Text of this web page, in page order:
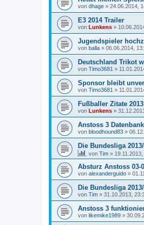
von dhage » 24.06.2014,
E3 2014 Trailer
von Lunkens »
Jugendspieler
von balla » 06.06.2014,
Deutschland Trikot
von Timo3681 »
Sponsor bleibt
von Timo3681 »
Fußballer Zitate 2013
von Lunkens »
Anstoss 3
von bloodhound83 »
Die Bundesliga
von Tim »
Absturz Anstoss 03-
von alexanderguido »
Die Bundesliga
von Tim » 31.10.2013,
Anstoss 3
von likemike1989 »